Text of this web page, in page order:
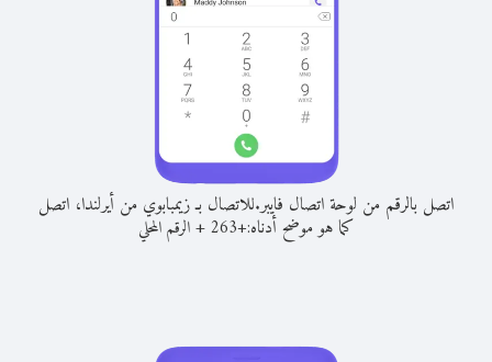
اتصل بالرقم من لوحة اتصال فايبر.للاتصال بـ زيمبابوي من أيرلندا، اتصل
كما هو موضح أدناه:+
263
+الرقم المحلي